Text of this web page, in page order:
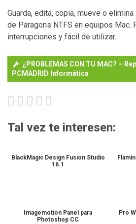
Guarda, edita, copia, mueve o
de Paragons NTFS en equipos Mac.
interrupciones y fácil de utilizar.
¿PROBLEMAS CON TU MAC? –
PCMADRID Informática
Tal vez te interesen:
BlackMagic Design Fusion Studio
16.1
Imagemotion Panel para
Photoshop CC
Pro